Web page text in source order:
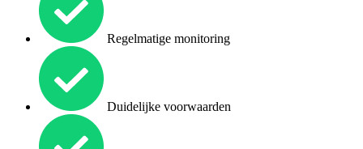
Regelmatige monitoring
Duidelijke voorwaarden